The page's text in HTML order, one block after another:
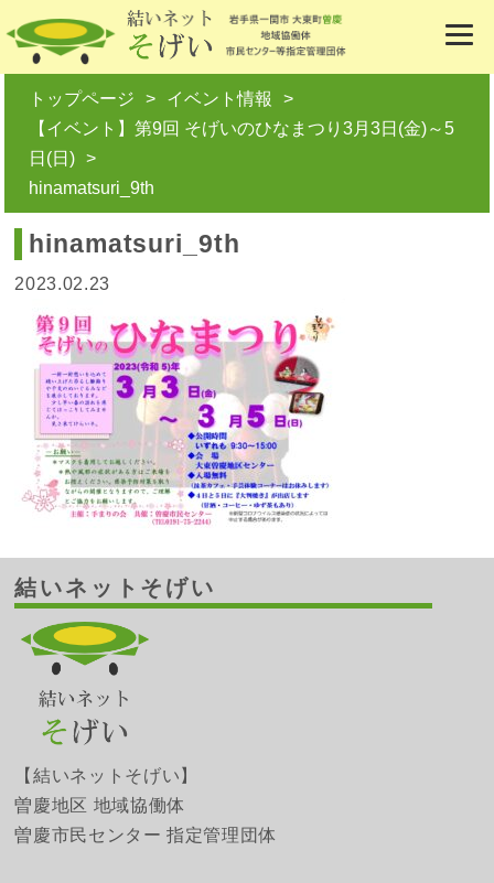
トップページ
イベント情報
【イベント】第9回 そげいのひなまつり3月3日(金)～5
日(日)
hinamatsuri_9th
hinamatsuri_9th
2023.02.23
結いネットそげい
【結いネットそげい】
曽慶地区 地域協働体
曽慶市民センター 指定管理団体